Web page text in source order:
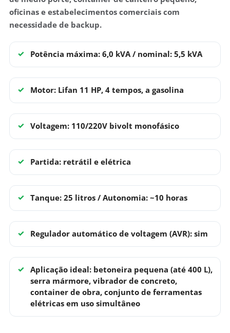
oficinas e estabelecimentos comerciais com
necessidade de backup.
Potência máxima: 6,0 kVA / nominal: 5,5 kVA
Motor: Lifan 11 HP, 4 tempos, a gasolina
Voltagem: 110/220V bivolt monofásico
Partida: retrátil e elétrica
Tanque: 25 litros / Autonomia: ~10 horas
Regulador automático de voltagem (AVR): sim
Aplicação ideal: betoneira pequena (até 400 L),
serra mármore, vibrador de concreto,
container de obra, conjunto de ferramentas
elétricas em uso simultâneo